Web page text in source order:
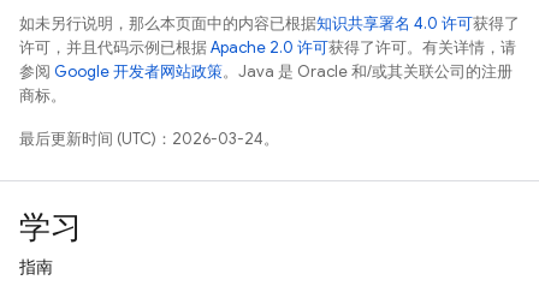
如未另行说明，那么本页面中的内容已根据知识共享署名 4.0 许可获得了
许可，并且代码示例已根据Apache 2.0 许可获得了许可。有关详情，请
参阅 Google 开发者网站政策。Java 是 Oracle 和/或其关联公司的注册
商标。
最后更新时间 (UTC)：2026-03-24。
学习
指南